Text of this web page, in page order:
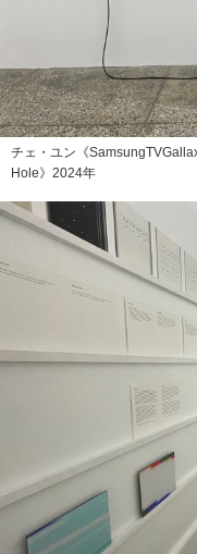
チェ・ユン《
Hole》2024年